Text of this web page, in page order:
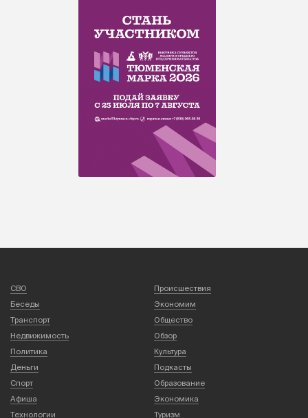
СВО
Происшествия
Беседы
Экономим
Транспорт
Общество
Недвижимость
Обзор
Политика
Культура
Деньги
Подкасты
Спорт
Образование
Афиша
Экономика
Технологии
Туризм